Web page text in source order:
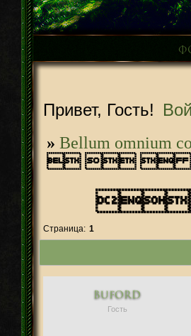
Привет, Гость!
» Bellum omnium
  
Страница: 1
Buford
Гость